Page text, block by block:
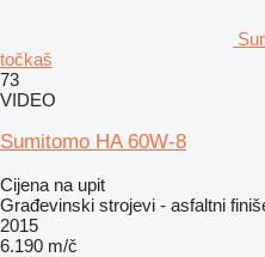
točkaš
73
VIDEO
Sumitomo HA 60W-8
Cijena na upit
Građevinski strojevi - asfaltni
2015
6.190 m/č